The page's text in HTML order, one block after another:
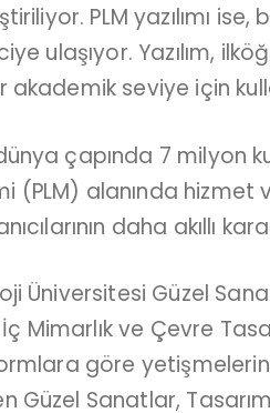
PLM yazılımı
ulaşıyor. Yazılım,
seviye için
çapında 7 milyon
alanında hizmet
daha akıllı
Üniversitesi Güzel
Mimarlık ve Çevre
göre
Güzel Sanatlar,